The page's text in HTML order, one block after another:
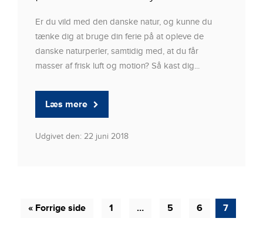
Er du vild med den danske natur, og kunne du
tænke dig at bruge din ferie på at opleve de
danske naturperler, samtidig med, at du får
masser af frisk luft og motion? Så kast dig...
Læs mere
Udgivet den: 22 juni 2018
« Forrige side 1 … 5 6 7